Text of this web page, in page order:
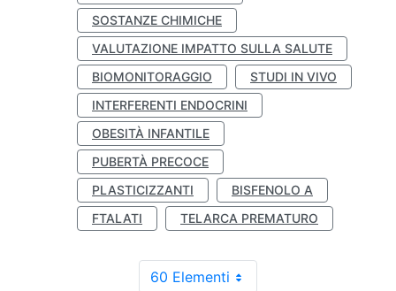
SOSTANZE CHIMICHE
VALUTAZIONE IMPATTO SULLA SALUTE
BIOMONITORAGGIO
STUDI IN VIVO
INTERFERENTI ENDOCRINI
OBESITÀ INFANTILE
PUBERTÀ PRECOCE
PLASTICIZZANTI
BISFENOLO A
FTALATI
TELARCA PREMATURO
60 Elementi